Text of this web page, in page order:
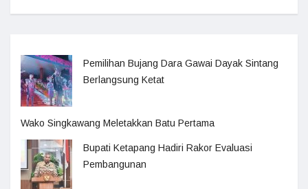
Pemilihan Bujang Dara Gawai Dayak Sintang
Berlangsung Ketat
Wako Singkawang Meletakkan Batu Pertama
Bupati Ketapang Hadiri Rakor Evaluasi
Pembangunan